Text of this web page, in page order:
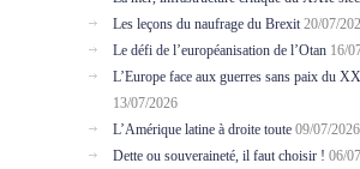
Les leçons du naufrage du Brexit 20/07/
Le défi de l’européanisation de l’Otan 16/
L’Europe face aux guerres sans paix du
13/07/2026
L’Amérique latine à droite toute 09/07/2026
Dette ou souveraineté, il faut choisir ! 06/